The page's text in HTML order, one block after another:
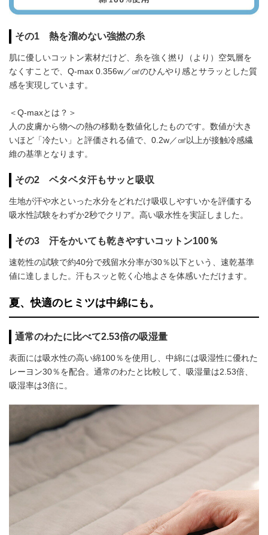
その1 熱を溜めない強撚の糸
肌に優しいコットン素材だけど、糸を強く撚り（より）空気層を
なくすことで、Q-max 0.356w／㎠のひんやり感とサラッとした質
感を実現しています。
＜Q-maxとは？＞
人の皮膚から物への熱の移動を数値化したものです。数値が大き
いほど「冷たい」と評価される値で、0.2w／㎠以上が接触冷感繊
維の基準となります。
その2 ベタベタ汗もサッと吸収
生地が汗や水といった水分をどれだけ吸収しやすいかを評価する
吸水性試験をわずか2秒でクリア。高い吸水性を実証しました。
その3 汗をかいても乾きやすいコットン100％
速乾性の試験で約40分で残留水分率が30％以下という、速乾基準
値に達しました。汗もスッと乾く心地よさを体感いただけます。
夏、快適のヒミツは中綿にも。
通常のわたに比べて2.53倍の吸湿量
表面には吸水性の高い綿100％を使用し、中綿には吸湿性に優れた
レーヨン30％を配合。通常のわたと比較して、吸湿量は2.53倍、
吸湿率は3倍に。